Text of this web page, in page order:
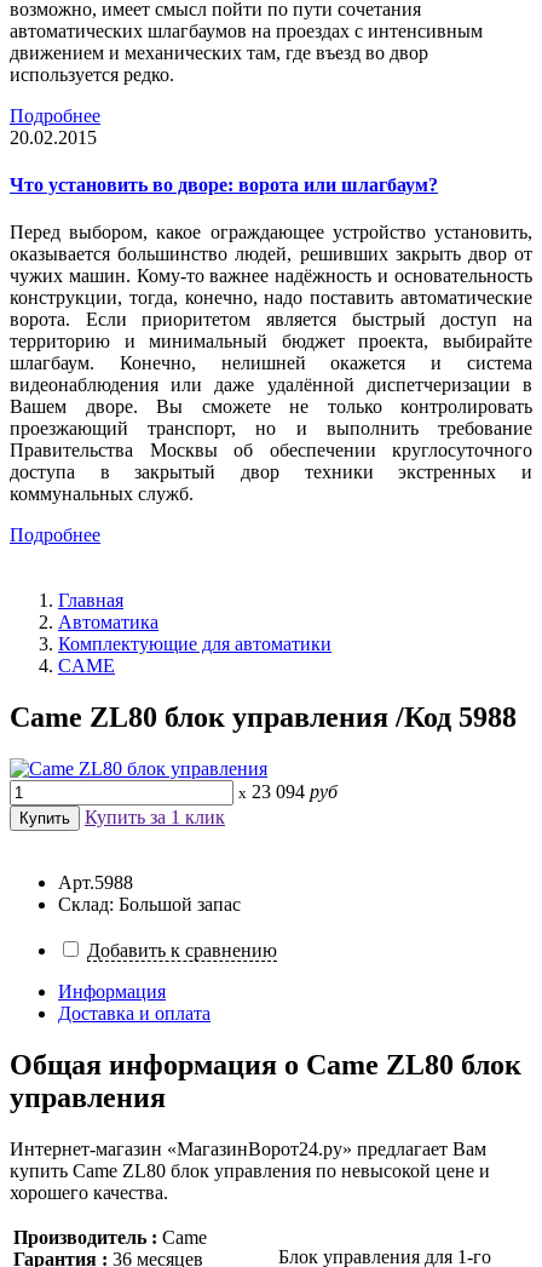
возможно, имеет смысл пойти по пути сочетания
автоматических шлагбаумов на проездах с интенсивным
движением и механических там, где въезд во двор
используется редко.
Подробнее
20.02.2015
Что установить во дворе: ворота или шлагбаум?
Перед выбором, какое ограждающее устройство установить,
оказывается большинство людей, решивших закрыть двор от
чужих машин. Кому-то важнее надёжность и основательность
конструкции, тогда, конечно, надо поставить автоматические
ворота. Если приоритетом является быстрый доступ на
территорию и минимальный бюджет проекта, выбирайте
шлагбаум. Конечно, нелишней окажется и система
видеонаблюдения или даже удалённой диспетчеризации в
Вашем дворе. Вы сможете не только контролировать
проезжающий транспорт, но и выполнить требование
Правительства Москвы об обеспечении круглосуточного
доступа в закрытый двор техники экстренных и
коммунальных служб.
Подробнее
Главная
Автоматика
Комплектующие для автоматики
CAME
Came ZL80 блок управления /Код 5988
x 23 094 руб
Купить за 1 клик
Арт.5988
Склад: Большой запас
Добавить к сравнению
Информация
Доставка и оплата
Общая информация о Came ZL80 блок
управления
Интернет-магазин «МагазинВорот24.ру» предлагает Вам
купить Came ZL80 блок управления по невысокой цене и
хорошего качества.
Производитель : Came
Гарантия : 36 месяцев Блок управления для 1-го